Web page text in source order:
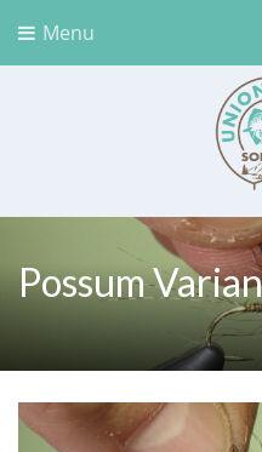
Menu
Unione Pesca
Possum